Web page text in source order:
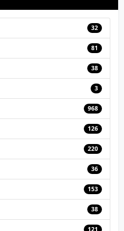
32
81
38
3
968
126
220
36
153
38
121